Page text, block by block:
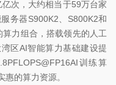
次，大约相当于59万台家
务器S900K2、S800K2和
力组合，搭载领先的人工
区AI智能算力基础建设提
训练算
的算力资源。